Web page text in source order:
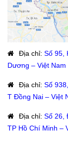
Địa chỉ: Số 95,
Dương – Việt Nam
Địa chỉ: Số
T Đồng Nai – Việt
Địa chỉ: Số 26,
TP Hồ Chí Minh –